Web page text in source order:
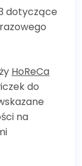
dotyczące
HoReCa
do
na